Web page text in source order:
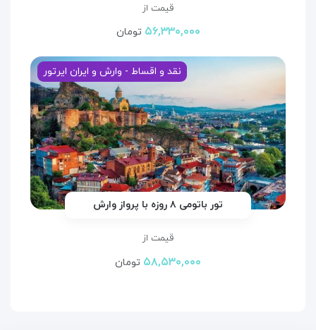
قیمت از
۵۶,۳۳۰,۰۰۰ تومان
نقد و اقساط - وارش و ایران ایرتور
تور باتومی ۸ روزه با پرواز وارش
قیمت از
۵۸,۵۳۰,۰۰۰ تومان